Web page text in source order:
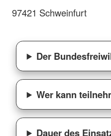
97421 Schweinfurt
Der
Wer kann
Dauer des